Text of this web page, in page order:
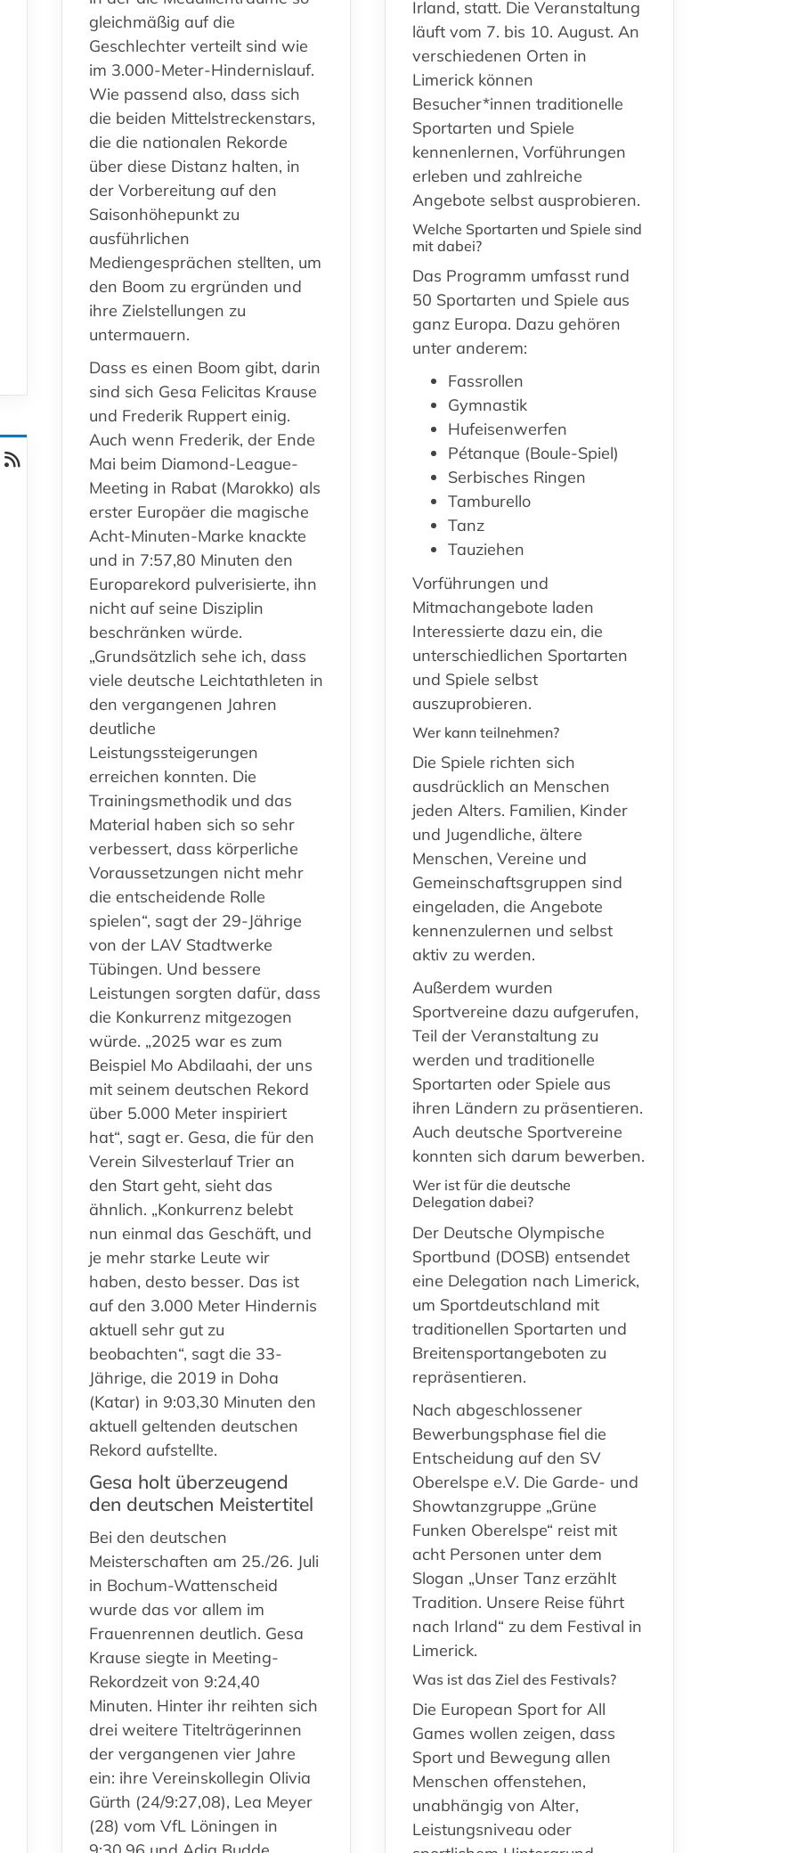
gleichmäßig auf die
Geschlechter verteilt sind wie
im 3.000-Meter-Hindernislauf.
Wie passend also, dass sich
die beiden Mittelstreckenstars,
die die nationalen Rekorde
über diese Distanz halten, in
der Vorbereitung auf den
Saisonhöhepunkt zu
ausführlichen
Mediengesprächen stellten, um
den Boom zu ergründen und
ihre Zielstellungen zu
untermauern.
Dass es einen Boom gibt, darin
sind sich Gesa Felicitas Krause
und Frederik Ruppert einig.
Auch wenn Frederik, der Ende
Mai beim Diamond-League-
Meeting in Rabat (Marokko) als
erster Europäer die magische
Acht-Minuten-Marke knackte
und in 7:57,80 Minuten den
Europarekord pulverisierte, ihn
nicht auf seine Disziplin
beschränken würde.
„Grundsätzlich sehe ich, dass
viele deutsche Leichtathleten in
den vergangenen Jahren
deutliche
Leistungssteigerungen
erreichen konnten. Die
Trainingsmethodik und das
Material haben sich so sehr
verbessert, dass körperliche
Voraussetzungen nicht mehr
die entscheidende Rolle
spielen“, sagt der 29-Jährige
von der LAV Stadtwerke
Tübingen. Und bessere
Leistungen sorgten dafür, dass
die Konkurrenz mitgezogen
würde. „2025 war es zum
Beispiel Mo Abdilaahi, der uns
mit seinem deutschen Rekord
über 5.000 Meter inspiriert
hat“, sagt er. Gesa, die für den
Verein Silvesterlauf Trier an
den Start geht, sieht das
ähnlich. „Konkurrenz belebt
nun einmal das Geschäft, und
je mehr starke Leute wir
haben, desto besser. Das ist
auf den 3.000 Meter Hindernis
aktuell sehr gut zu
beobachten“, sagt die 33-
Jährige, die 2019 in Doha
(Katar) in 9:03,30 Minuten den
aktuell geltenden deutschen
Rekord aufstellte.
Gesa holt überzeugend
den deutschen Meistertitel
Bei den deutschen
Meisterschaften am 25./26. Juli
in Bochum-Wattenscheid
wurde das vor allem im
Frauenrennen deutlich. Gesa
Krause siegte in Meeting-
Rekordzeit von 9:24,40
Minuten. Hinter ihr reihten sich
drei weitere Titelträgerinnen
der vergangenen vier Jahre
ein: ihre Vereinskollegin Olivia
Gürth (24/9:27,08), Lea Meyer
(28) vom VfL Löningen in
Irland, statt. Die Veranstaltung
läuft vom 7. bis 10. August. An
verschiedenen Orten in
Limerick können
Besucher*innen traditionelle
Sportarten und Spiele
kennenlernen, Vorführungen
erleben und zahlreiche
Angebote selbst ausprobieren.
Welche Sportarten und Spiele sind
mit dabei?
Das Programm umfasst rund
50 Sportarten und Spiele aus
ganz Europa. Dazu gehören
unter anderem:
Fassrollen
Gymnastik
Hufeisenwerfen
Pétanque (Boule-Spiel)
Serbisches Ringen
Tamburello
Tanz
Tauziehen
Vorführungen und
Mitmachangebote laden
Interessierte dazu ein, die
unterschiedlichen Sportarten
und Spiele selbst
auszuprobieren.
Wer kann teilnehmen?
Die Spiele richten sich
ausdrücklich an Menschen
jeden Alters. Familien, Kinder
und Jugendliche, ältere
Menschen, Vereine und
Gemeinschaftsgruppen sind
eingeladen, die Angebote
kennenzulernen und selbst
aktiv zu werden.
Außerdem wurden
Sportvereine dazu aufgerufen,
Teil der Veranstaltung zu
werden und traditionelle
Sportarten oder Spiele aus
ihren Ländern zu präsentieren.
Auch deutsche Sportvereine
konnten sich darum bewerben.
Wer ist für die deutsche
Delegation dabei?
Der Deutsche Olympische
Sportbund (DOSB) entsendet
eine Delegation nach Limerick,
um Sportdeutschland mit
traditionellen Sportarten und
Breitensportangeboten zu
repräsentieren.
Nach abgeschlossener
Bewerbungsphase fiel die
Entscheidung auf den SV
Oberelspe e.V. Die Garde- und
Showtanzgruppe „Grüne
Funken Oberelspe“ reist mit
acht Personen unter dem
Slogan „Unser Tanz erzählt
Tradition. Unsere Reise führt
nach Irland“ zu dem Festival in
Limerick.
Was ist das Ziel des Festivals?
Die European Sport for All
Games wollen zeigen, dass
Sport und Bewegung allen
Menschen offenstehen,
unabhängig von Alter,
Leistungsniveau oder